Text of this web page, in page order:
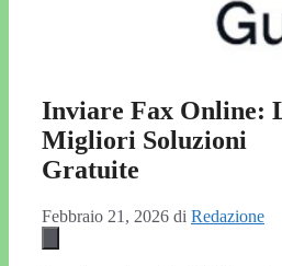
Inviare Fax Online:
Migliori Soluzioni
Gratuite
Febbraio 21, 2026 di Redazione